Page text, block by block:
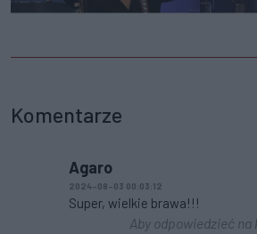
Komentarze
Agaro
2024-08-03 00:03:12
Super, wielkie brawa!!!
Aby odpowiedzieć